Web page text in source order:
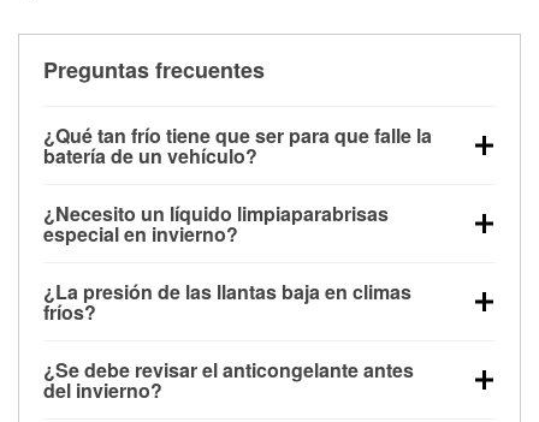
Preguntas frecuentes
¿Qué tan frío tiene que ser para que falle la
batería de un vehículo?
debajo de los 32 °F y puede perder hasta la mitad de
su potencia de arranque cerca de los 0 °F, lo que
arranque.
¿Necesito un líquido limpiaparabrisas
especial en invierno?
la congelación y ayuda a disolver la sal y la nieve
derretida en la carretera para mejorar la visibilidad.
¿La presión de las llantas baja en climas
fríos?
alrededor de 1 PSI por cada 10 °F que baja la
temperatura. Puedes obtener más información sobre
¿Se debe revisar el anticongelante antes
del invierno?